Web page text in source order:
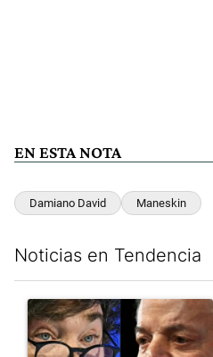
EN ESTA NOTA
Damiano David Maneskin
Noticias en Tendencia
Un artículo de tendencia con